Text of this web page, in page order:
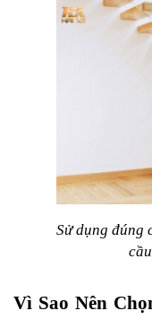
Sử dụng đúng
Vì Sao Nên